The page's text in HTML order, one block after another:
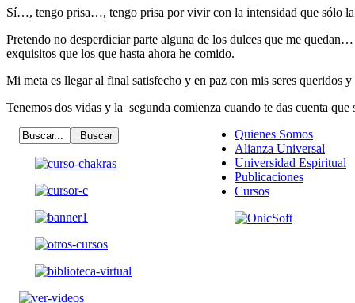
Sí…, tengo prisa…, tengo prisa por vivir con la intensidad que sólo la
Pretendo no desperdiciar parte alguna de los dulces que me
exquisitos que los que hasta ahora he comido.
Mi meta es llegar al final satisfecho y en paz con mis seres queridos
Tenemos dos vidas y la segunda comienza cuando te das cuenta que
Quienes Somos
Alianza Universal
Universidad Espiritual
Publicaciones
Cursos